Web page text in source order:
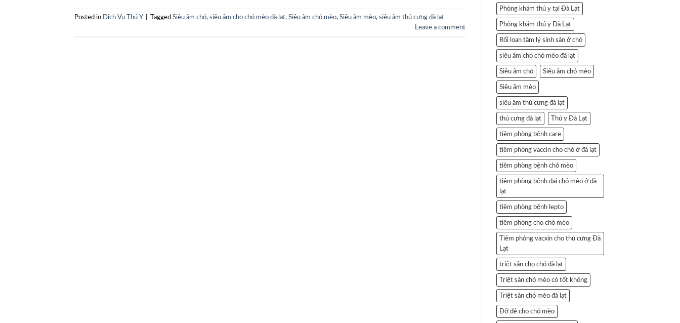
Posted in Dịch Vụ Thú Y Tagged Siêu âm chó, siêu âm cho chó mèo đà lạt, Siêu âm chó mèo, Siêu âm mèo, siêu âm thú cưng đà lạt
Leave a comment
Phòng khám thú y tại Đà Lạt
Phòng khám thú y Đà Lạt
Rối loạn tâm lý sinh sản ở chó
siêu âm cho chó mèo đà lạt
Siêu âm chó Siêu âm chó mèo
Siêu âm mèo
siêu âm thú cưng đà lạt
thú cưng đà lạt Thú y Đà Lạt
tiêm phòng bệnh care
tiêm phòng vaccin cho chó ở đà lạt
tiêm phòng bệnh chó mèo
tiêm phòng bệnh dại chó mèo ở đà
lạt
tiêm phòng bệnh lepto
tiêm phòng cho chó mèo
Tiêm phòng vacxin cho thú cưng Đà
Lạt
triệt sản cho chó đà lạt
Triệt sản chó mèo có tốt không
Triệt sản chó mèo đà lạt
Đỡ đẻ cho chó mèo